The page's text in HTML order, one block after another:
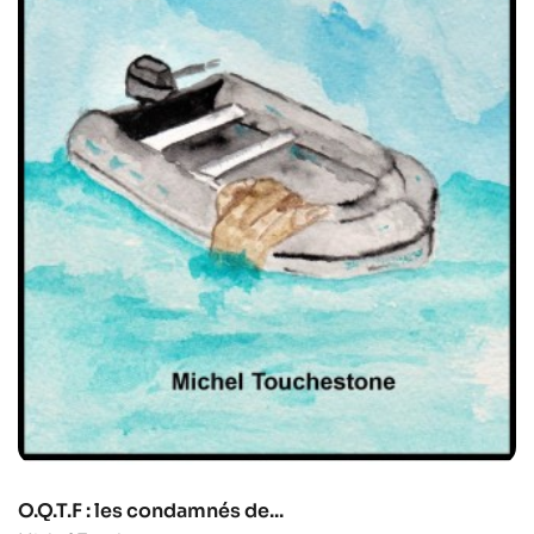
O.Q.T.F : les condamnés de...